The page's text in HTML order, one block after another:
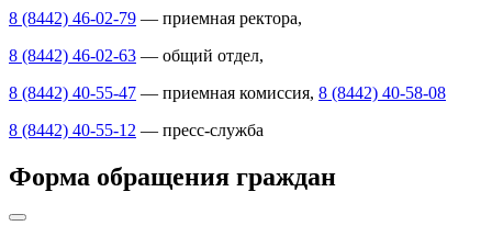
8 (8442) 46-02-79 — приемная ректора,
8 (8442) 46-02-63 — общий отдел,
8 (8442) 40-55-47 — приемная комиссия, 8 (8442) 40-58-08
8 (8442) 40-55-12 — пресс-служба
Форма обращения граждан